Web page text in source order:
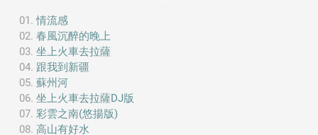
情流感
春風沉醉的晚上
坐上火車去拉薩
跟我到新疆
蘇州河
坐上火車去拉薩DJ版
彩雲之南(悠揚版)
高山有好水